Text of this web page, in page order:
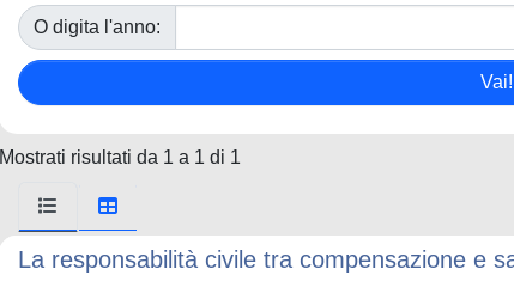
O digita l'anno:
Mostrati risultati da 1 a 1 di 1
La responsabilità civile tra compensazione e